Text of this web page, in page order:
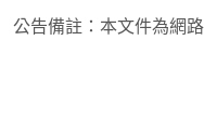
公告備註： 本文件為網